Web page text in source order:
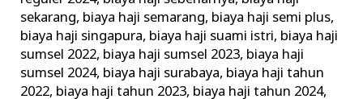
sekarang, biaya haji semarang, biaya haji semi plus,
biaya haji singapura, biaya haji suami istri, biaya haji
sumsel 2022, biaya haji sumsel 2023, biaya haji
sumsel 2024, biaya haji surabaya, biaya haji tahun
2022, biaya haji tahun 2023, biaya haji tahun 2024,